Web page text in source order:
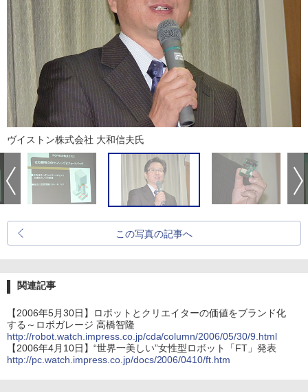
ヴイストン株式会社 大和信夫氏
この写真の記事へ
関連記事
【2006年5月30日】ロボットとクリエイターの価値をブランド化
する～ロボガレージ 高橋智隆
http://robot.watch.impress.co.jp/cda/column/2006/05/30/9.html
【2006年4月10日】“世界一美しい”女性型ロボット「FT」発表
http://pc.watch.impress.co.jp/docs/2006/0410/ft.htm